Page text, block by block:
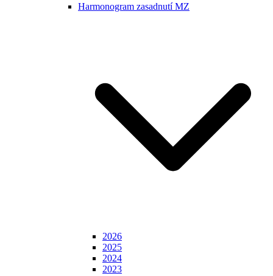
Harmonogram zasadnutí MZ
2026
2025
2024
2023